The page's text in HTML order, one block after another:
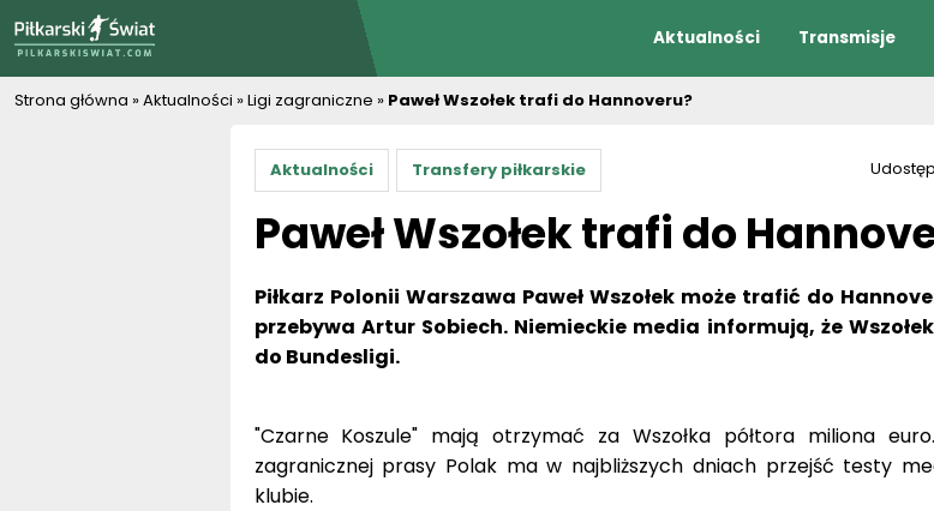
Aktualności Transmisje
Strona główna »Aktualności »Ligi zagraniczne » Paweł Wszołek trafi do Hannoveru?
Aktualności Transfery piłkarskie
Paweł Wszołek trafi do
Piłkarz Polonii Warszawa Paweł Wszołek może trafić do
przebywa Artur Sobiech. Niemieckie media informują, że
do Bundesligi.
"Czarne Koszule" mają otrzymać za Wszołka półtora miliona
zagranicznej prasy Polak ma w najbliższych dniach przejść testy
klubie.